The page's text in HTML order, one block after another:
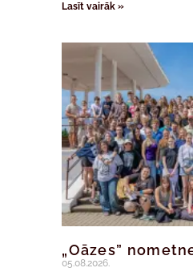
Lasīt vairāk »
„Oāzes”
05.08.2026.